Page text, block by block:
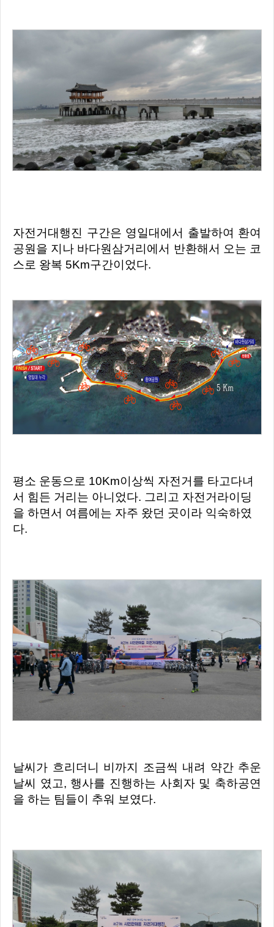
자전거대행진 구간은 영일대에서 출발하여 환여
공원을 지나 바다원삼거리에서 반환해서 오는 코
스로 왕복 5Km구간이었다.
평소 운동으로 10Km이상씩 자전거를 타고다녀
서 힘든 거리는 아니었다. 그리고 자전거라이딩
을 하면서 여름에는 자주 왔던 곳이라 익숙하였
다.
날씨가 흐리더니 비까지 조금씩 내려 약간 추운
날씨 였고, 행사를 진행하는 사회자 및 축하공연
을 하는 팀들이 추워 보였다.